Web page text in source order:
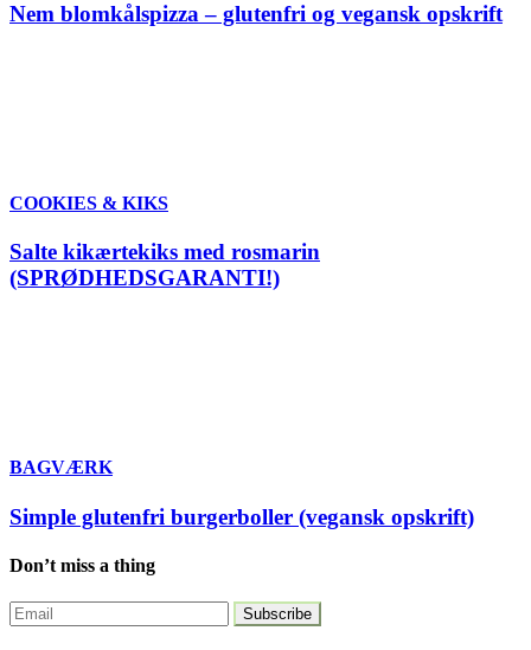
Nem blomkålspizza – glutenfri og vegansk opskrift
COOKIES & KIKS
Salte kikærtekiks med rosmarin
(SPRØDHEDSGARANTI!)
BAGVÆRK
Simple glutenfri burgerboller (vegansk opskrift)
Don’t miss a thing